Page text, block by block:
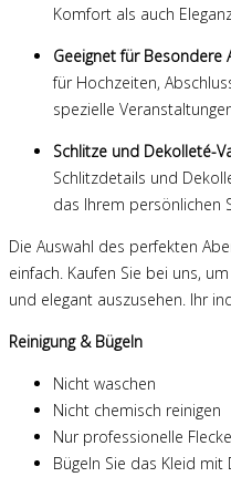
Komfort als auch
Geeignet für Besondere
für Hochzeiten,
spezielle
Schlitze und Dekolleté-
Schlitzdetails und
das Ihrem persönlichen
Die Auswahl des perfekten
einfach. Kaufen Sie bei uns,
und elegant auszusehen. Ihr
Reinigung & Bügeln
Nicht waschen
Nicht chemisch reinigen
Nur professionelle
Bügeln Sie das Kleid